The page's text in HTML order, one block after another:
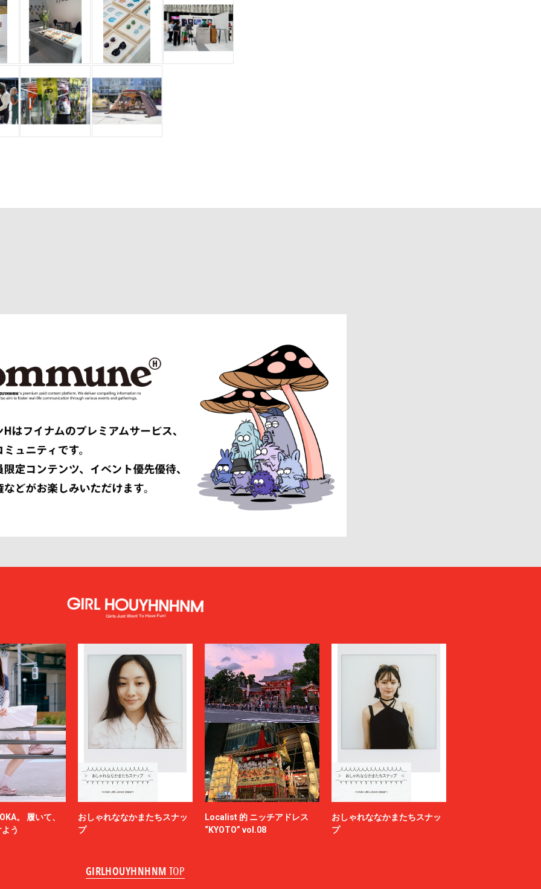
。 履いて、
う
おしゃれななかまたちスナッ
プ
Localist 的 ニッチアドレス
“KYOTO” vol.08
おしゃれななかまたちスナッ
プ
GIRLHOUYHNHNM TOP